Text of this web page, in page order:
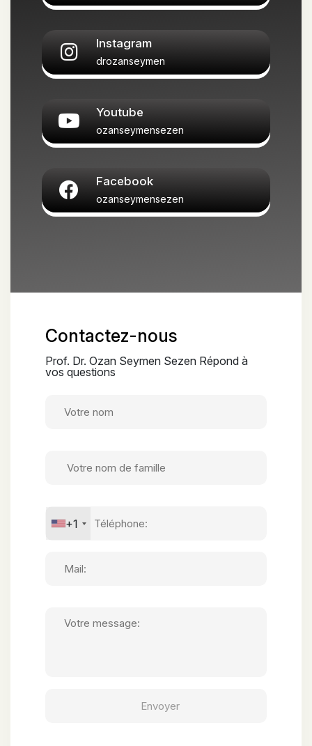
Instagram
drozanseymen
Youtube
ozanseymensezen
Facebook
ozanseymensezen
Contactez-nous
Prof. Dr. Ozan Seymen Sezen Répond à
vos questions
+1